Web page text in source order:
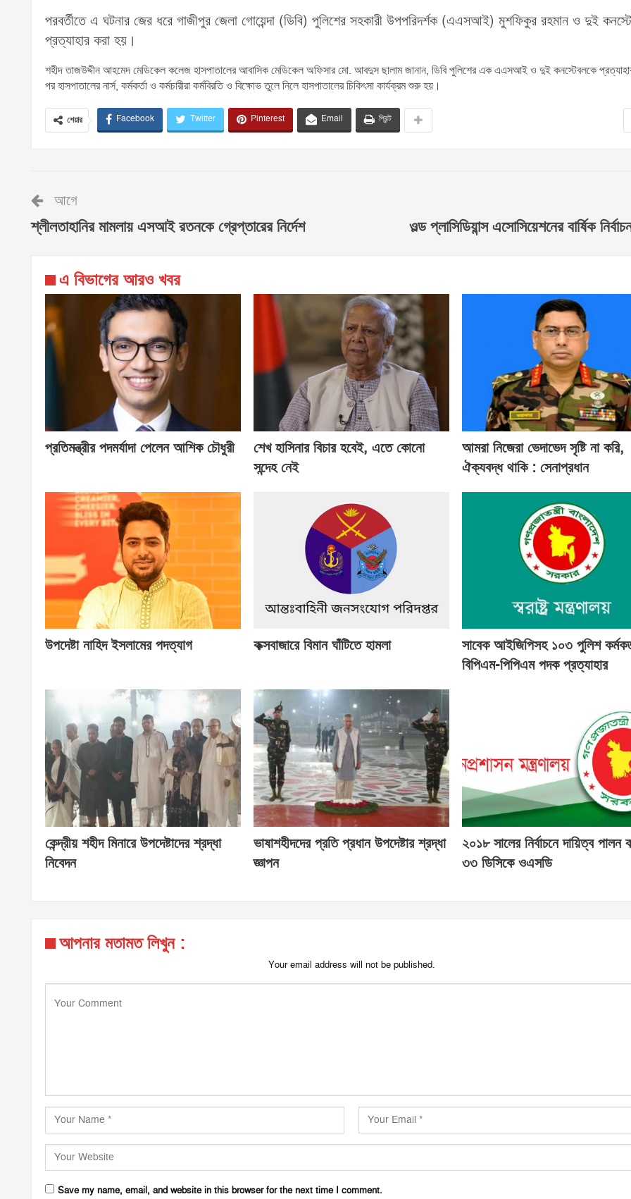
পরবর্তীতে এ ঘটনার জের ধরে গাজীপুর জেলা গোয়েন্দা (ডিবি) পুলিশের সহকারী উপপরিদর্শক (এএসআই) মুশফিকুর রহমান ও দুই
প্রত্যাহার করা হয়।
শহীদ তাজউদ্দীন আহমেদ মেডিকেল কলেজ হাসপাতালের আবাসিক মেডিকেল অফিসার মো. আবদুস ছালাম জানান, ডিবি পুলিশের এক এএসআই ও দুই কনস্টেবলকে
পর হাসপাতালের নার্স, কর্মকর্তা ও কর্মচারীরা কর্মবিরতি ও বিক্ষোভ তুলে নিলে হাসপাতালের চিকিৎসা কার্যক্রম শুরু হয়।
শেয়ার Facebook Twitter Pinterest Email প্রিন্ট
আগে
শ্লীলতাহানির মামলায় এসআই রতনকে গ্রেপ্তারের নির্দেশ ওল্ড প্লাসিডিয়ান্স এসোসিয়েশনের বার্ষিক
এ বিভাগের আরও খবর
প্রতিমন্ত্রীর পদমর্যাদা পেলেন আশিক চৌধুরী
শেখ হাসিনার বিচার হবেই, এতে কোনো
সন্দেহ নেই
আমরা নিজেরা ভেদাভেদ সৃষ্টি না করি,
ঐক্যবদ্ধ থাকি : সেনাপ্রধান
উপদেষ্টা নাহিদ ইসলামের পদত্যাগ কক্সবাজারে বিমান ঘাঁটিতে হামলা
সাবেক আইজিপিসহ ১০৩ পুলিশ
বিপিএম-পিপিএম পদক প্রত্যাহার
কেন্দ্রীয় শহীদ মিনারে উপদেষ্টাদের শ্রদ্ধা
নিবেদন
ভাষাশহীদদের প্রতি প্রধান উপদেষ্টার শ্রদ্ধা
জ্ঞাপন
২০১৮ সালের নির্বাচনে দায়িত্ব পালন
৩৩ ডিসিকে ওএসডি
আপনার মতামত লিখুন :
Your email address will not be published.
Save my name, email, and website in this browser for the next time I comment.